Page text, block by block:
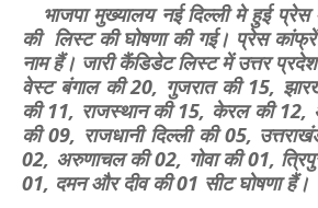
भाजपा मुख्यालय नई दिल्ली मे हुई प्रेस
की लिस्ट की घोषणा की गई। प्रेस
नाम हैं। जारी कैंडिडेट लिस्ट में उत्तर
वेस्ट बंगाल की 20, गुजरात की 15,
की 11, राजस्थान की 15, केरल की 12,
की 09, राजधानी दिल्ली की 05,
02, अरुणाचल की 02, गोवा की 01,
01, दमन और दीव की 01 सीट घोषणा हैं।